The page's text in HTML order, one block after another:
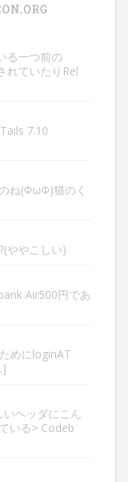
る一つ前の
れていたりRel
7.10
ね(ΦωΦ)猫のく
ややこしい)
Air500円であ
めにloginAT
ヘッダにこん
いる> Codeb